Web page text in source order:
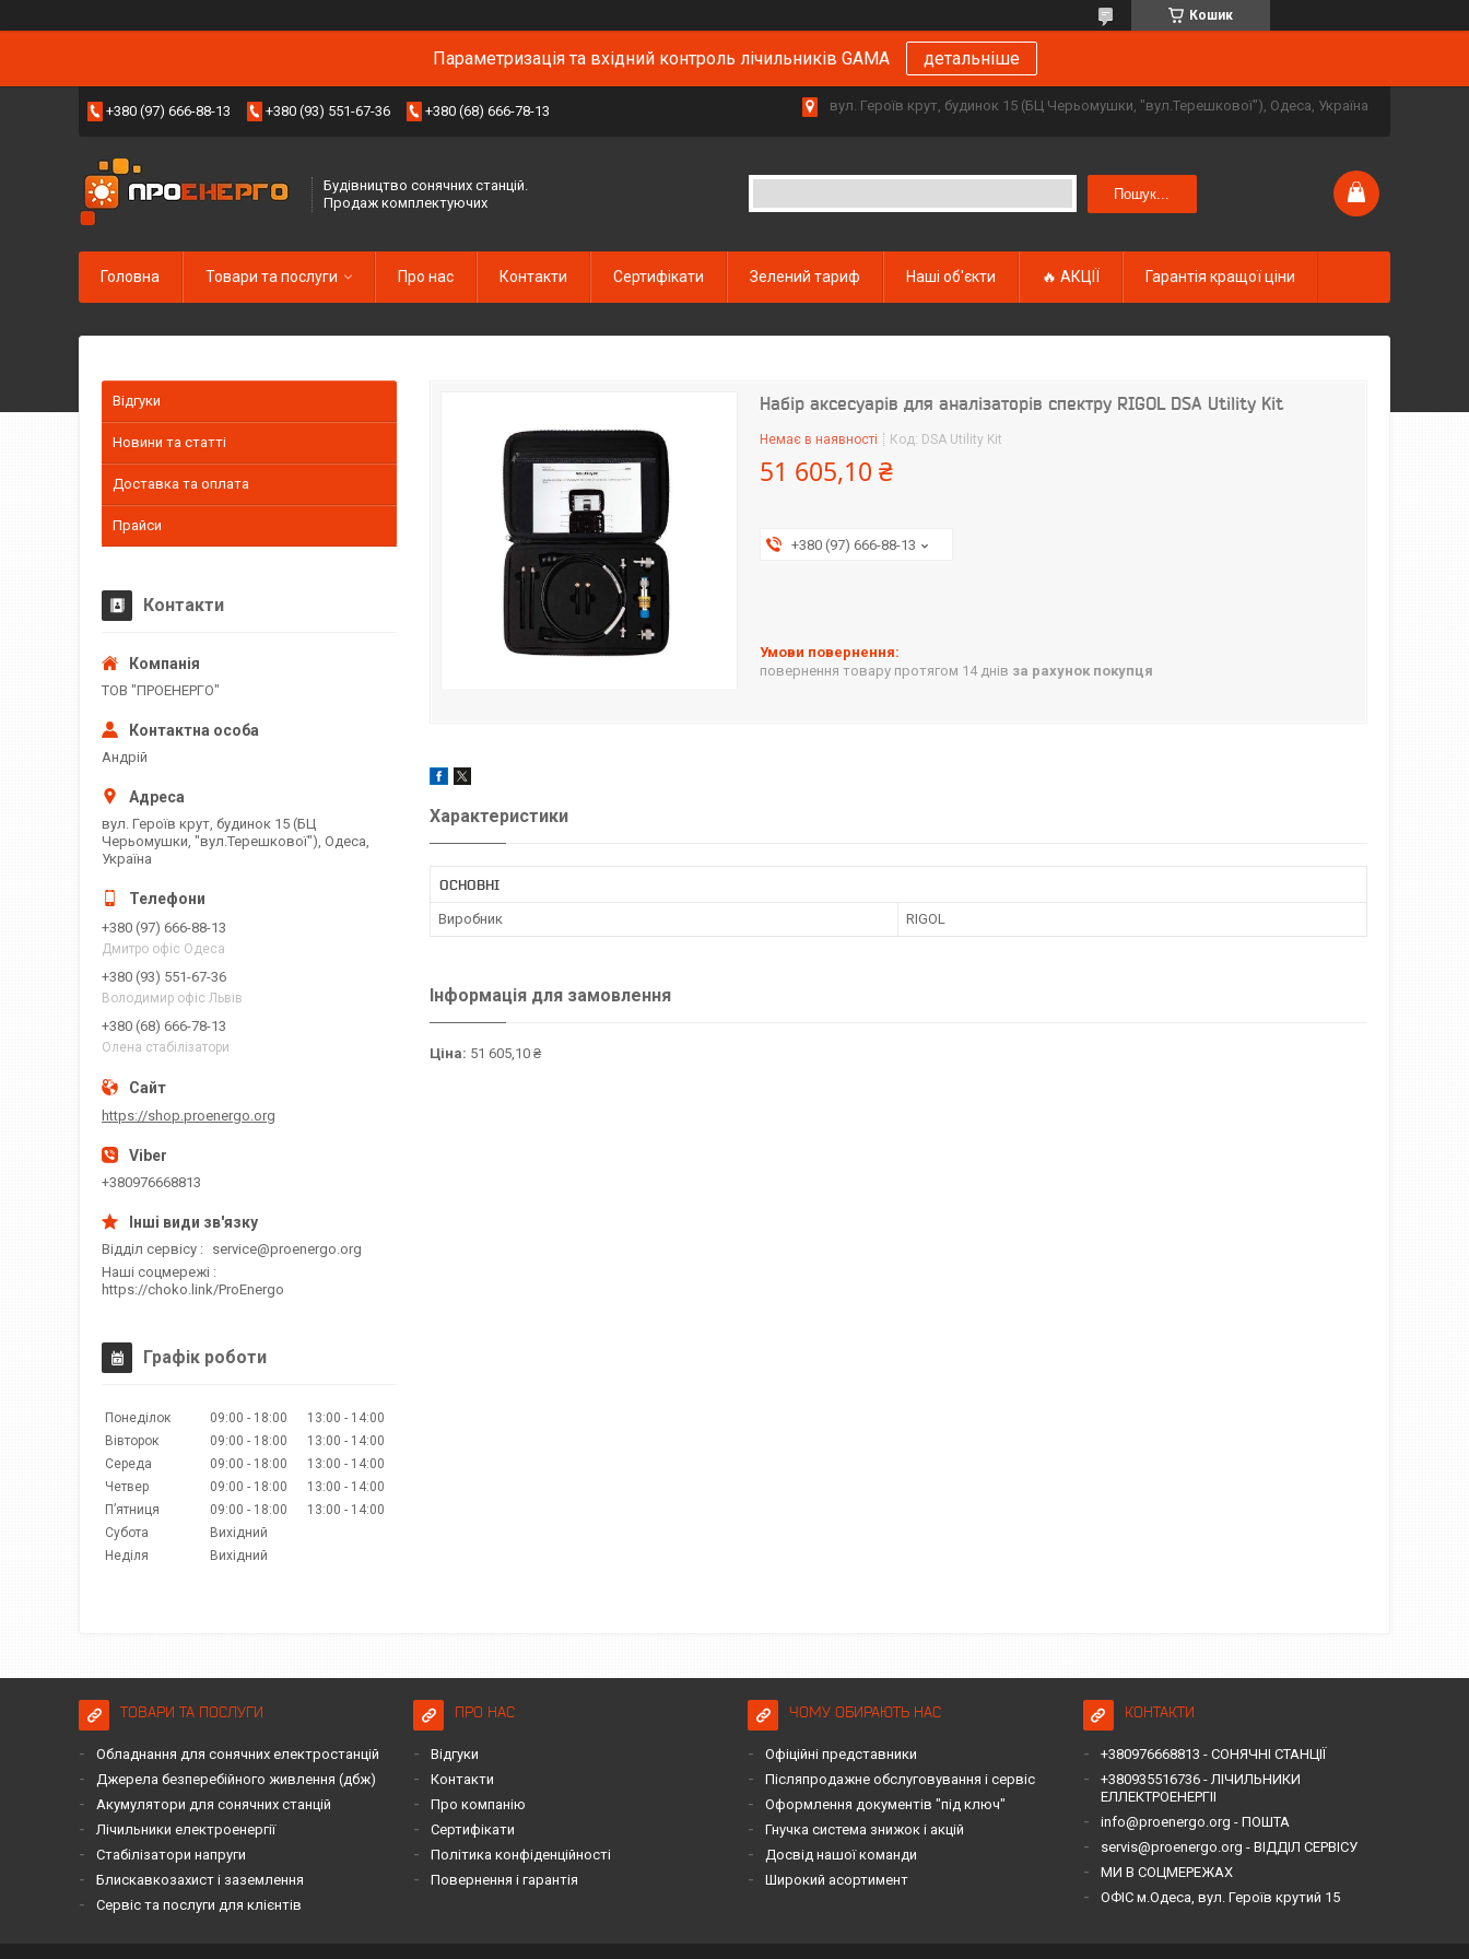
Кошик
Параметризація та вхідний контроль лічильників GAMA детальніше
+380 (97) 666-88-13 +380 (93) 551-67-36 +380 (68) 666-78-13 вул. Героїв крут, будинок 15 (БЦ Черьомушки, "вул.Терешкової"), Одеса, Україна
Будівництво сонячних станцій.
Продаж комплектуючих
Пошук...
Головна Товари та послуги Про нас Контакти Сертифікати Зелений тариф Наші об'єкти 🔥 АКЦІЇ Гарантія кращої ціни
Набір аксесуарів для аналізаторів спектру RIGOL DSA Utility Kit
Немає в наявності Код: DSA Utility Kit
51 605,10 ₴
+380 (97) 666-88-13
повернення товару протягом 14 днів за рахунок покупця
Характеристики
ОСНОВНІ
Виробник RIGOL
Інформація для замовлення
Ціна: 51 605,10 ₴
Відгуки
Новини та статті
Доставка та оплата
Прайси
Контакти
ТОВ "ПРОЕНЕРГО"
Андрій
вул. Героїв крут, будинок 15 (БЦ
Черьомушки, "вул.Терешкової"), Одеса,
Україна
+380 (97) 666-88-13
Дмитро офіс Одеса
+380 (93) 551-67-36
Володимир офіс Львів
+380 (68) 666-78-13
Олена стабілізатори
https://shop.proenergo.org
+380976668813
Відділ сервісу
service@proenergo.org
Наші соцмережі
https://choko.link/ProEnergo
Графік роботи
Понеділок 09:00 18:00 13:00
14:00
Вівторок
09:00 18:00 13:00
14:00
Середа
09:00 18:00 13:00
14:00
Четвер
09:00 18:00 13:00
14:00
Пʼятниця
09:00 18:00 13:00
14:00
Субота
Вихідний
Неділя
Вихідний
ТОВАРИ ТА ПОСЛУГИ
Обладнання для сонячних електростанцій
Джерела безперебійного живлення (дбж)
Акумулятори для сонячних станцій
Лічильники електроенергії
Стабілізатори напруги
Блискавкозахист і заземлення
Сервіс та послуги для клієнтів
ПРО НАС
Відгуки
Контакти
Про компанію
Сертифікати
Політика конфіденційності
Повернення і гарантія
ЧОМУ ОБИРАЮТЬ НАС
Офіційні представники
Післяпродажне обслуговування і сервіс
Оформлення документів "під ключ"
Гнучка система знижок і акцій
Досвід нашої команди
Широкий асортимент
КОНТАКТИ
+380976668813 - СОНЯЧНІ СТАНЦІЇ
+380935516736 - ЛІЧИЛЬНИКИ
ЕЛЛЕКТРОЕНЕРГІІ
info@proenergo.org - ПОШТА
servis@proenergo.org - ВІДДІЛ СЕРВІСУ
МИ В СОЦМЕРЕЖАХ
ОФІС м.Одеса, вул. Героїв крутий 15